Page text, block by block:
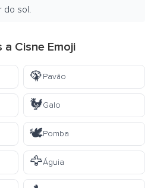
do sol.
Cisne Emoji
🦚Pavão
🐓Galo
🕊️Pomba
🦅Águia